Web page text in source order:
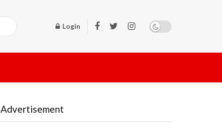
Login
Advertisement